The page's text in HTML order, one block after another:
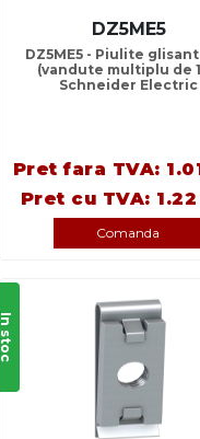
DZ5ME5
DZ5ME5 - Piulite
(vandute multiplu de
Schneider Electric
Pret fara TVA:
Pret cu TVA:
Comanda
In stoc